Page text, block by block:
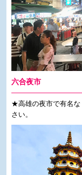
六合夜市
★高雄の夜市で有名な
さい。